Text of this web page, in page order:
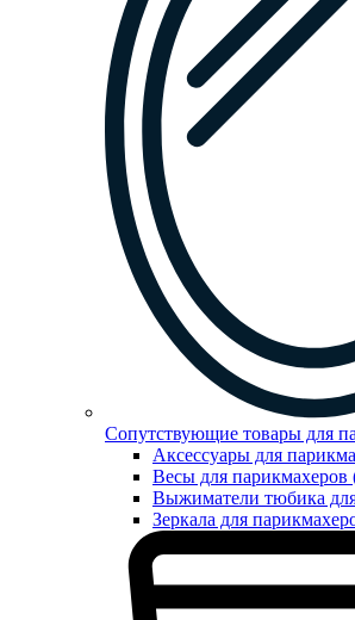
Сопутствующие товары для
Аксессуары для
Весы для парикмахеров
Выжиматели тюбика
Зеркала для